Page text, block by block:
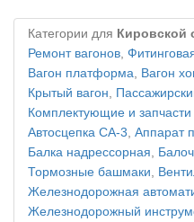
Категории для Кировской
Ремонт вагонов,
Вагон платформа, Вагон
Крытый вагон,
Комплектующие и
Автосцепка СА-3, Аппарат
Балка надрессорная,
Тормозные башмаки,
Железнодорожная
Железнодорожный